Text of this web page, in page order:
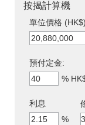
按揭計算機
單位價格 (HK$)
預付定金:
%
利息
%